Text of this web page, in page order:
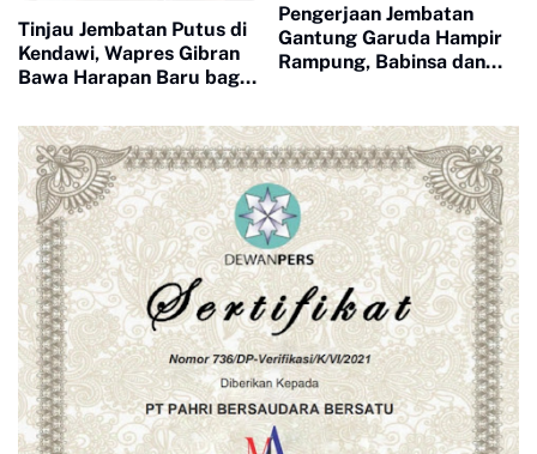
Tinjau Jembatan Putus di
Kendawi, Wapres Gibran
Bawa Harapan Baru bagi
Terisolasi
Pengerjaan Jembatan
Gantung Garuda Hampir
Rampung, Babinsa dan